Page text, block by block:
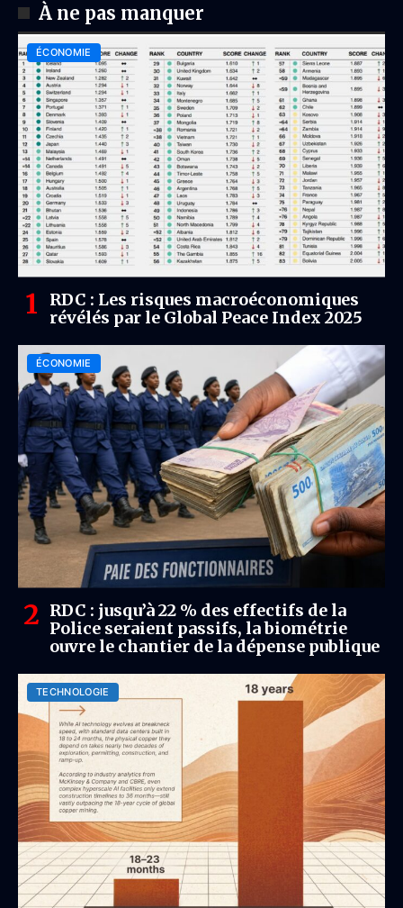
À ne pas manquer
ÉCONOMIE
RDC : Les risques macroéconomiques
révélés par le Global Peace Index 2025
ÉCONOMIE
RDC : jusqu’à 22 % des effectifs de la
Police seraient passifs, la biométrie
ouvre le chantier de la dépense publique
TECHNOLOGIE